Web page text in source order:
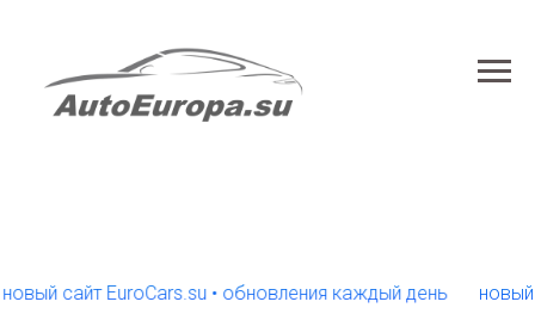
сайт EuroCars.su • обновления каждый день новый сайт